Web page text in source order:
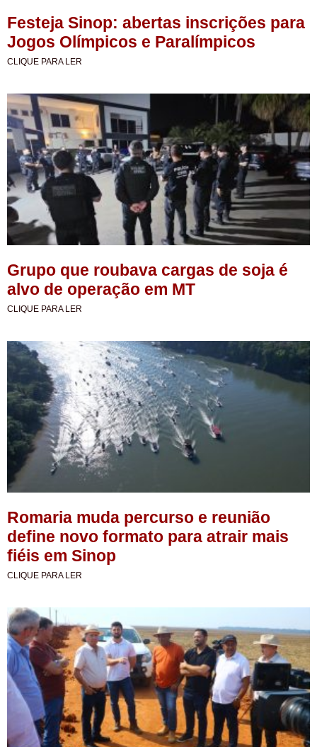
Festeja Sinop: abertas inscrições para
Jogos Olímpicos e Paralímpicos
CLIQUE PARA LER
Grupo que roubava cargas de soja é
alvo de operação em MT
CLIQUE PARA LER
Romaria muda percurso e reunião
define novo formato para atrair mais
fiéis em Sinop
CLIQUE PARA LER